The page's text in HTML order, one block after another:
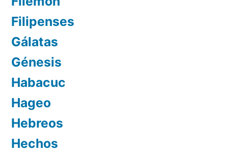
Filipenses
Gálatas
Génesis
Habacuc
Hageo
Hebreos
Hechos